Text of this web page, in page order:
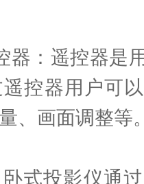
：遥控器是用
控器用户可
、画面调整等
投影仪通过